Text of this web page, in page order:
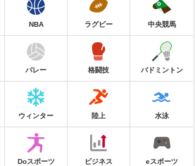
NBA ラグビー 中央競馬
バレー 格闘技 バドミントン
ウィンター 陸上 水泳
Doスポーツ ビジネス eスポーツ